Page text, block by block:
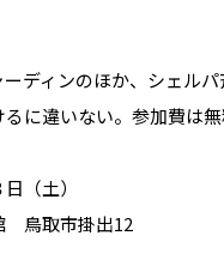
ディンのほか、シェル
に違いない。参加費は
（土）
鳥取市掛出12